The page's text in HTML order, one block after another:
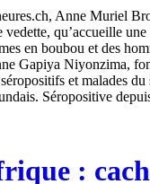
Anne Muriel
vedette, qu’accueille
en boubou et des
Gapiya Niyonzima,
et malades
Séropositive
: